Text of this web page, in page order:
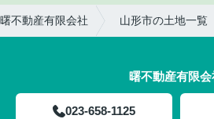
不動産有限会社 山形市の土地一覧
曙不動産有限会
023-658-1125